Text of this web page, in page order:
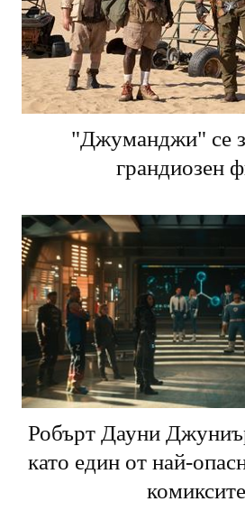
"Джуманджи" се
грандиозен
Робърт Дауни
като един от най-
комиксите